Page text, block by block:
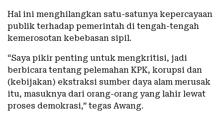
Hal ini menghilangkan satu-satunya kepercayaan
publik terhadap pemerintah di tengah-tengah
kemerosotan kebebasan sipil.
“Saya pikir penting untuk mengkritisi, jadi
berbicara tentang pelemahan KPK, korupsi dan
(kebijakan) ekstraksi sumber daya alam merusak
itu, masuknya dari orang-orang yang lahir lewat
proses demokrasi,” tegas Awang.